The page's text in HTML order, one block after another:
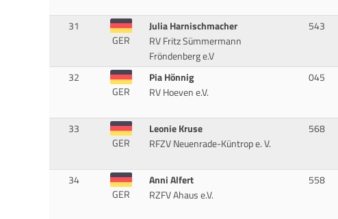
31
GER
Julia Harnischmacher
RV Fritz Sümmermann
Fröndenberg e.V
543
32
GER
Pia Hönnig
RV Hoeven e.V.
045
33
GER
Leonie Kruse
RFZV Neuenrade-Küntrop e. V.
568
34
GER
Anni Alfert
RZFV Ahaus e.V.
558